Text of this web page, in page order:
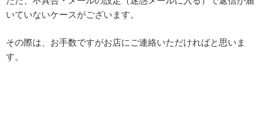
いていないケースがございます。
その際は、お手数ですがお店にご連絡いただければと思いま
す。